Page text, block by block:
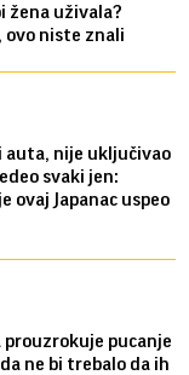
žena uživala?
ovo niste znali
auta, nije uključivao
svaki jen:
ovaj Japanac uspeo
prouzrokuje pucanje
ne bi trebalo da ih